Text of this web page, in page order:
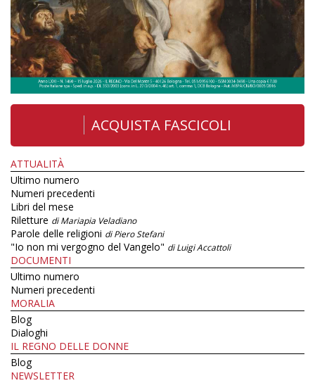
ACQUISTA FASCICOLI
ATTUALITÀ
Ultimo numero
Numeri precedenti
Libri del mese
Riletture di Mariapia Veladiano
Parole delle religioni di Piero Stefani
"Io non mi vergogno del Vangelo" di Luigi Accattoli
DOCUMENTI
Ultimo numero
Numeri precedenti
MORALIA
Blog
Dialoghi
IL REGNO DELLE DONNE
Blog
NEWSLETTER